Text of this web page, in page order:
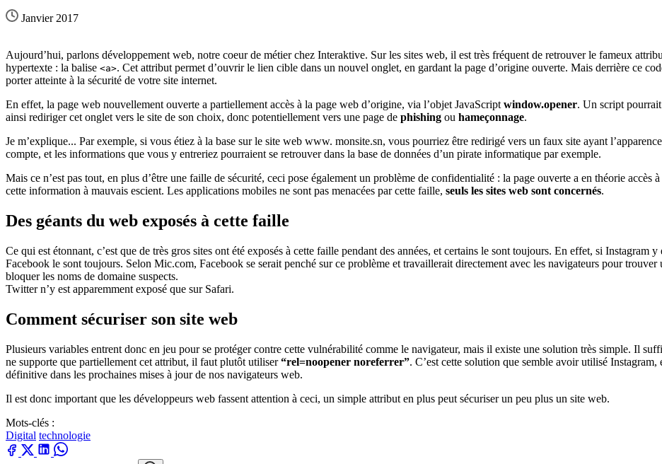
Janvier 2017
Aujourd’hui, parlons développement web, notre coeur de métier chez Interaktive. Sur les sites web, il est très fréquent de retrouver le fameux
hypertexte : la balise <a>. Cet attribut permet d’ouvrir le lien cible dans un nouvel onglet, en gardant la page d’origine ouverte. Mais derrière ce
porter atteinte à la sécurité de votre site internet.
En effet, la page web nouvellement ouverte a partiellement accès à la page web d’origine, via l’objet JavaScript window.opener. Un script
ainsi rediriger cet onglet vers le site de son choix, donc potentiellement vers une page de phishing ou hameçonnage.
Je m’explique... Par exemple, si vous étiez à la base sur le site web www. monsite.sn, vous pourriez être redirigé vers un faux site ayant
compte, et les informations que vous y entreriez pourraient se retrouver dans la base de données d’un pirate informatique par exemple.
Mais ce n’est pas tout, en plus d’être une faille de sécurité, ceci pose également un problème de confidentialité : la page ouverte a en théorie
cette information à mauvais escient. Les applications mobiles ne sont pas menacées par cette faille, seuls les sites web sont concernés.
Des géants du web exposés à cette faille
Ce qui est étonnant, c’est que de très gros sites ont été exposés à cette faille pendant des années, et certains le sont toujours. En effet, si Instagram
Facebook le sont toujours. Selon Mic.com, Facebook se serait penché sur ce problème et travaillerait directement avec les navigateurs pour
bloquer les noms de domaine suspects.
Twitter n’y est apparemment exposé que sur Safari.
Comment sécuriser son site web
Plusieurs variables entrent donc en jeu pour se protéger contre cette vulnérabilité comme le navigateur, mais il existe une solution très simple. Il
ne supporte que partiellement cet attribut, il faut plutôt utiliser“rel=noopener noreferrer”. C’est cette solution que semble avoir utilisé
définitive dans les prochaines mises à jour de nos navigateurs web.
Il est donc important que les développeurs web fassent attention à ceci, un simple attribut en plus peut sécuriser un peu plus un site web.
Mots-clés :
Digital technologie